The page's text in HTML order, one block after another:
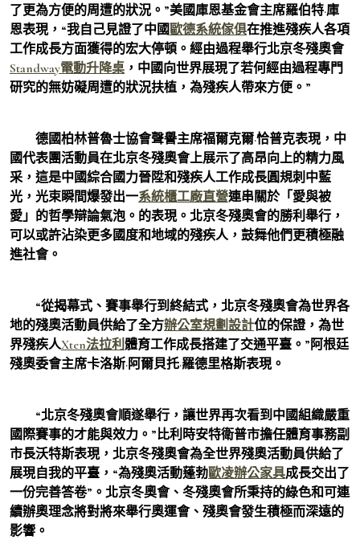
了更為方便的周遭的狀況。”美國庫恩基金會主席羅伯特·庫
恩表現，“我自己見證了中國歐德系統傢俱在推進殘疾人各項
工作成長方面獲得的宏大停頓。經由過程舉行北京冬殘奧會
Standway電動升降桌 ，中國向世界展現了若何經由過程專門
研究的無妨礙周遭的狀況扶植，為殘疾人帶來方便。”
德國柏林普魯士協會聲譽主席福爾克爾·恰普克表現，中
國代表團活動員在北京冬殘奧會上展示了高昂向上的精力風
采，這是中國綜合國力晉陞和殘疾人工作成長圓規刺中藍
光，光束瞬間爆發出一系統櫃工廠直營連串關於「愛與被
愛」的哲學辯論氣泡。的表現。北京冬殘奧會的勝利舉行，
可以或許沾染更多國度和地域的殘疾人，鼓舞他們更積極融
進社會。
“從揭幕式、賽事舉行到終結式，北京冬殘奧會為世界各
地的殘奧活動員供給了全方辦公室規劃設計位的保證，為世
界殘疾人Xten法拉利 體育工作成長搭建了交通平臺。”阿根廷
殘奧委會主席卡洛斯·阿爾貝托·羅德里格斯表現。
“北京冬殘奧會順遂舉行，讓世界再次看到中國組織嚴重
國際賽事的才能與效力。”比利時安特衛普市擔任體育事務副
市長沃特斯表現，北京冬殘奧會為全世界殘奧活動員供給了
展現自我的平臺，“為殘奧活動蓬勃歐凌辦公家具成長交出了
一份完善答卷”。北京冬奧會、冬殘奧會所秉持的綠色和可連
續辦奧理念將對將來舉行奧運會、殘奧會發生積極而深遠的
影響。